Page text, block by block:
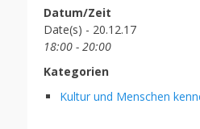
Datum/Zeit
Date(s) - 20.12.17
18:00 - 20:00
Kategorien
Kultur und Menschen